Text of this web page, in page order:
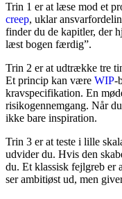
Trin 1 er at læse mod et
creep, uklar
finder du de kapitler, der
læst bogen færdig”.
Trin 2 er at udtrække tre
Et princip kan være WIP-
kravspecifikation. En
risikogennemgang. Når
ikke bare inspiration.
Trin 3 er at teste i lille
udvider du. Hvis den
du. Et klassisk fejlgreb er
ser ambitiøst ud, men